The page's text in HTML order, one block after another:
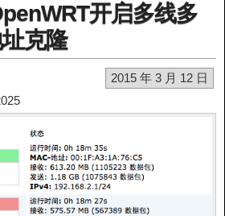
开启多线多
克隆
2015 年 3 月 12 日